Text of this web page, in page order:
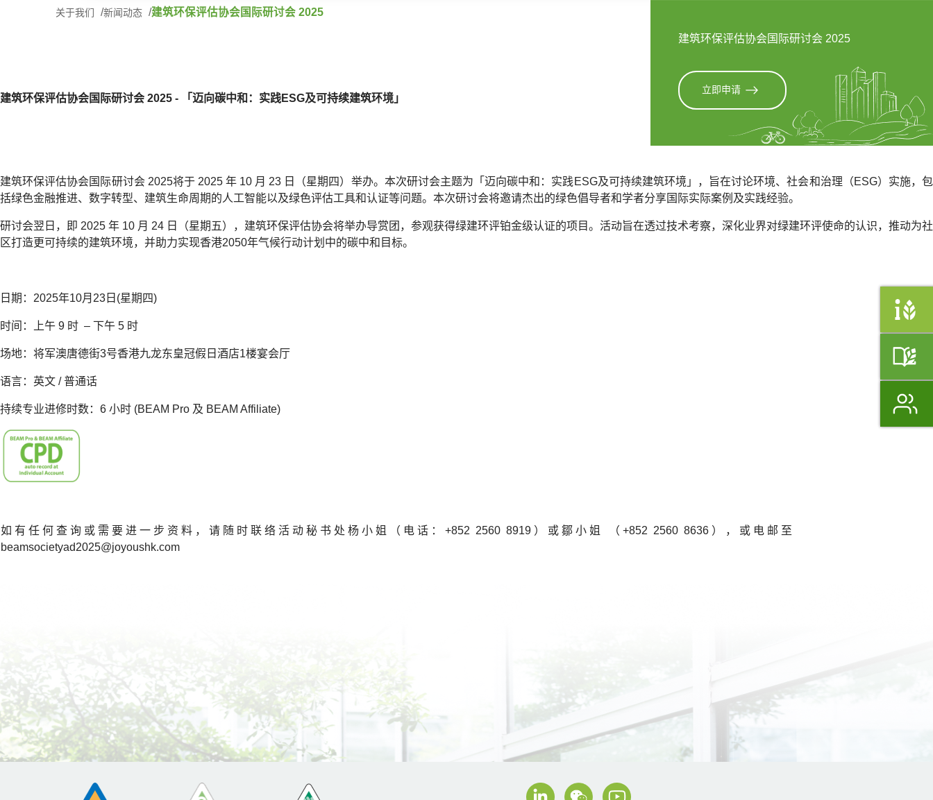
关于我们 新闻动态 建筑环保评估协会国际研讨会 2025
建筑环保评估协会国际研讨会 2025
立即申请
建筑环保评估协会国际研讨会 2025 - 「迈向碳中和：实践ESG及可持续建筑环境」
建筑环保评估协会国际研讨会 2025将于 2025 年 10 月 23 日（星期四）举办。本次研讨会主题为「迈向碳中和：实践ESG及可持续建筑环境」，旨在讨论环境、社会和治理（ESG）实施，包
括绿色金融推进、数字转型、建筑生命周期的人工智能以及绿色评估工具和认证等问题。本次研讨会将邀请杰出的绿色倡导者和学者分享国际实际案例及实践经验。
研讨会翌日，即 2025 年 10 月 24 日（星期五），建筑环保评估协会将举办导赏团，参观获得绿建环评铂金级认证的项目。活动旨在透过技术考察，深化业界对绿建环评使命的认识，推动为社
区打造更可持续的建筑环境，并助力实现香港2050年气候行动计划中的碳中和目标。
日期：2025年10月23日(星期四)
时间：上午 9 时 – 下午 5 时
场地：将军澳唐德街3号香港九龙东皇冠假日酒店1楼宴会厅
语言：英文 / 普通话
持续专业进修时数：6 小时 (BEAM Pro 及 BEAM Affiliate)
如有任何查询或需要进一步资料，请随时联络活动秘书处杨小姐（电话：+852 2560 8919）或鄒小姐 （+852 2560 8636），或电邮至
beamsocietyad2025@joyoushk.com